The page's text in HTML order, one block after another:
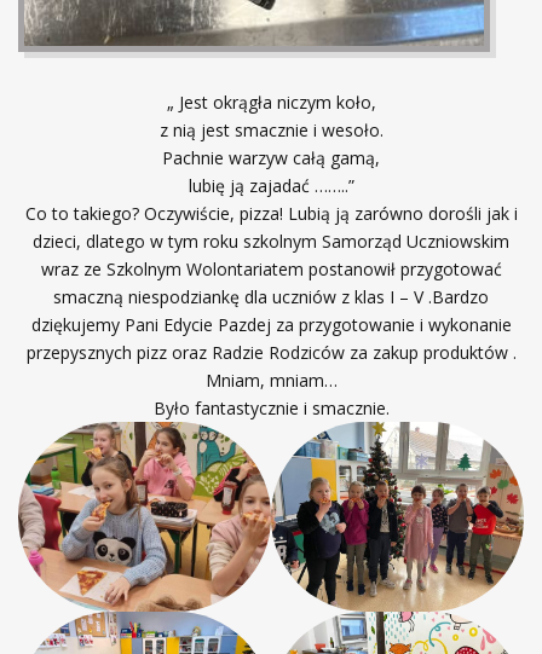
„ Jest okrągła niczym koło,
z nią jest smacznie i wesoło.
Pachnie warzyw całą gamą,
lubię ją zajadać ……..”
Co to takiego? Oczywiście, pizza! Lubią ją zarówno dorośli jak i
dzieci, dlatego w tym roku szkolnym Samorząd Uczniowskim
wraz ze Szkolnym Wolontariatem postanowił przygotować
smaczną niespodziankę dla uczniów z klas I – V .Bardzo
dziękujemy Pani Edycie Pazdej za przygotowanie i wykonanie
przepysznych pizz oraz Radzie Rodziców za zakup produktów .
Mniam, mniam…
Było fantastycznie i smacznie.